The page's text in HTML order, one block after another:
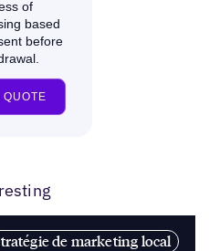
de marketing local